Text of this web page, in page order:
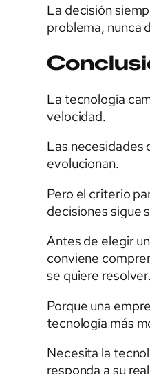
La decisión
problema, nunca
La tecnología
velocidad.
Las necesidades
evolucionan.
Pero el criterio
decisiones sigue
Antes de elegir
conviene
se quiere resolver.
Porque una
tecnología más
Necesita la
responda a su